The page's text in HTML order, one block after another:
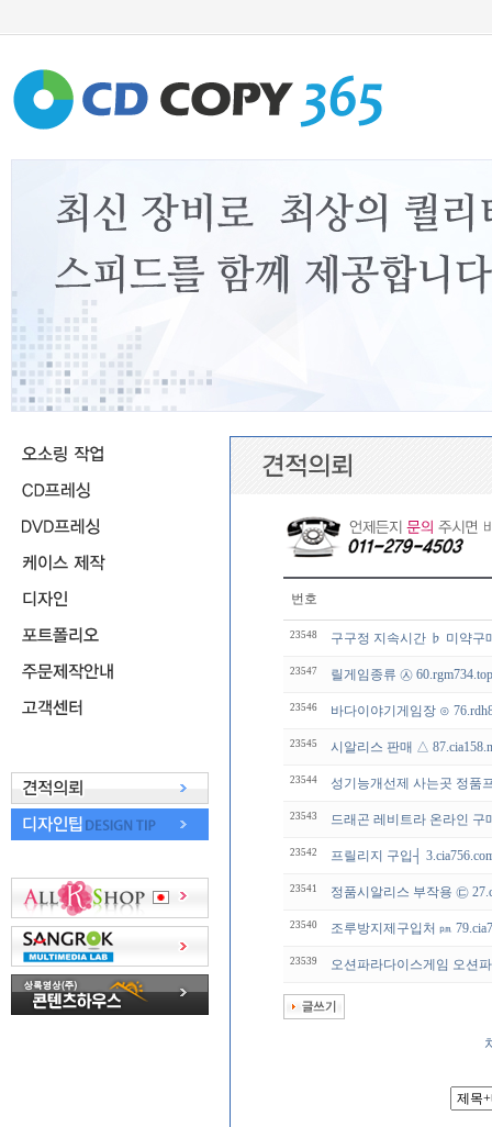
번호
23548 구구정 지속시간 ♭ 미약
23547 릴게임종류 ㉦
23546 바다이야기게임장 ⊙
23545 시알리스 판매 △
23544 성기능개선제 사는곳 정품
23543 드래곤 레비트라 온라인 구
23542 프릴리지 구입┤
23541 정품시알리스 부작용 ㉢
23540 조루방지제구입처 ㏘
23539 오션파라다이스게임 오션